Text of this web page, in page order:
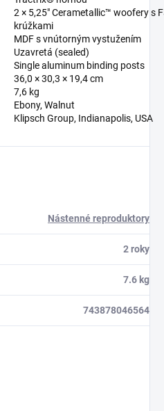
2 × 5,25″ Cerametallic™ woofery s
krúžkami
MDF s vnútorným vystužením
Uzavretá (sealed)
Single aluminum binding posts
36,0 × 30,3 × 19,4 cm
7,6 kg
Ebony, Walnut
Klipsch Group, Indianapolis, USA
Nástenné reproduktory
2 roky
7.6 kg
743878046564